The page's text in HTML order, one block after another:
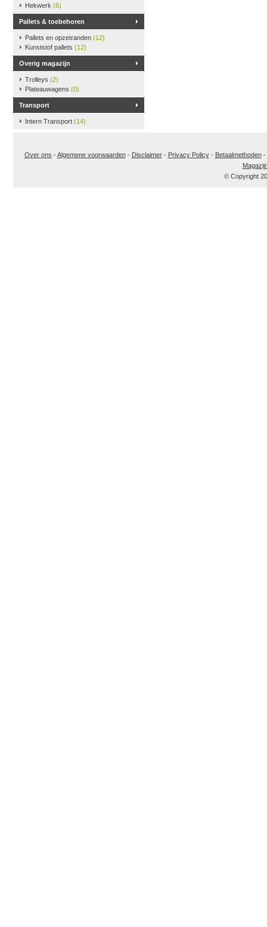
Hekwerk (6)
Pallets & toebehoren
Pallets en opzetranden (12)
Kunststof pallets (12)
Overig magazijn
Trolleys (2)
Plateauwagens (0)
Transport
Intern Transport (14)
Over ons -Algemene voorwaarden- Disclaimer- Privacy Policy- Betaalmethoden-
© Copyright